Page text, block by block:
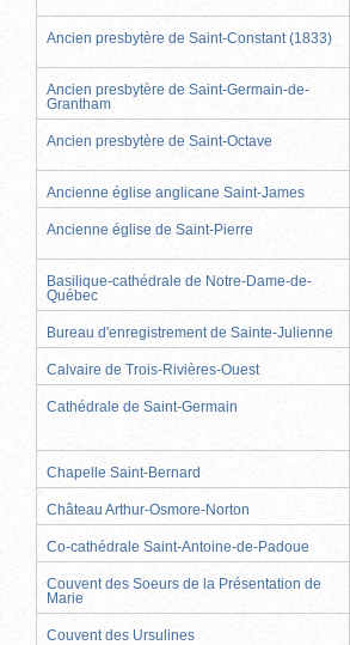
Ancien presbytère de Saint-Constant (1833)
Ancien presbytère de Saint-Germain-de-
Grantham
Ancien presbytère de Saint-Octave
Ancienne église anglicane Saint-James
Ancienne église de Saint-Pierre
Basilique-cathédrale de Notre-Dame-de-
Québec
Bureau d'enregistrement de Sainte-Julienne
Calvaire de Trois-Rivières-Ouest
Cathédrale de Saint-Germain
Chapelle Saint-Bernard
Château Arthur-Osmore-Norton
Co-cathédrale Saint-Antoine-de-Padoue
Couvent des Soeurs de la Présentation de
Marie
Couvent des Ursulines